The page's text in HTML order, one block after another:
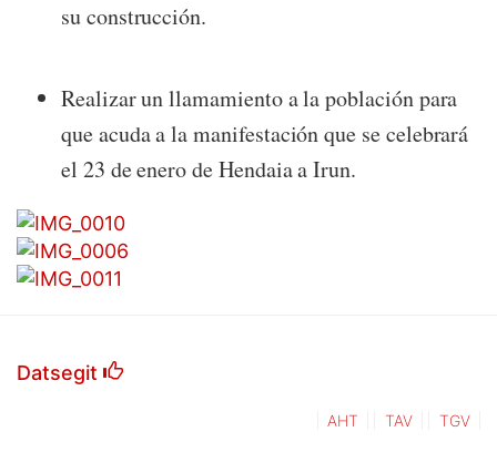
su construcción.
Realizar un llamamiento a la población para
que acuda a la manifestación que se celebrará
el 23 de enero de Hendaia a Irun.
Datsegit
AHT TAV TGV